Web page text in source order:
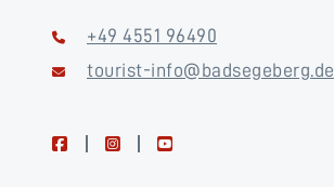
+49 4551 96490
tourist-info@badsegeberg.de
facebookinstagramyoutube